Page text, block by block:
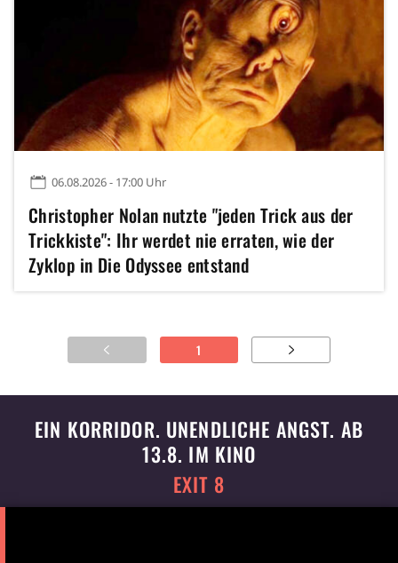
06.08.2026 - 17:00 Uhr
Christopher Nolan nutzte "jeden Trick aus der
Trickkiste": Ihr werdet nie erraten, wie der
Zyklop in Die Odyssee entstand
1
EIN KORRIDOR. UNENDLICHE ANGST. AB
13.8. IM KINO
EXIT 8